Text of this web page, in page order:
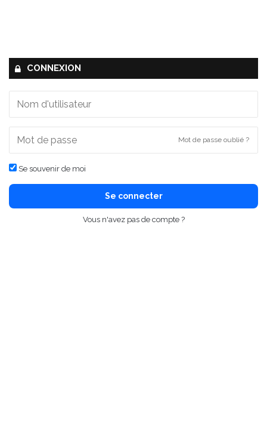
CONNEXION
Mot de passe oublié ?
Se souvenir de moi
Se connecter
Vous n'avez pas de compte ?